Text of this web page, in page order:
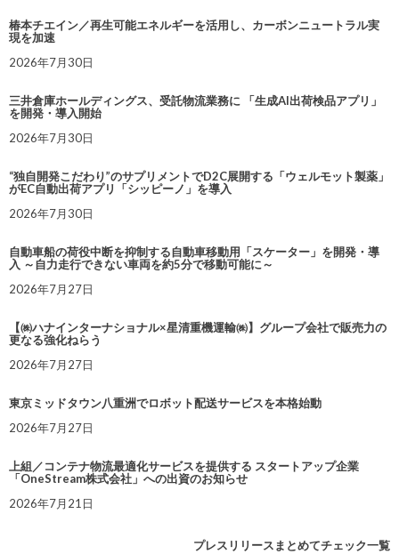
椿本チエイン／再生可能エネルギーを活用し、カーボンニュートラル実
現を加速
2026年7月30日
三井倉庫ホールディングス、受託物流業務に 「生成AI出荷検品アプリ」
を開発・導入開始
2026年7月30日
“独自開発こだわり”のサプリメントでD2C展開する「ウェルモット製薬」
がEC自動出荷アプリ「シッピーノ」を導入
2026年7月30日
自動車船の荷役中断を抑制する自動車移動用「スケーター」を開発・導
入 ～自力走行できない車両を約5分で移動可能に～
2026年7月27日
【㈱ハナインターナショナル×星清重機運輸㈱】グループ会社で販売力の
更なる強化ねらう
2026年7月27日
東京ミッドタウン八重洲でロボット配送サービスを本格始動
2026年7月27日
上組／コンテナ物流最適化サービスを提供する スタートアップ企業
「OneStream株式会社」への出資のお知らせ
2026年7月21日
プレスリリースまとめてチェック一覧